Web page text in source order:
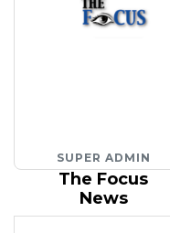
SUPER ADMIN
The Focus
News